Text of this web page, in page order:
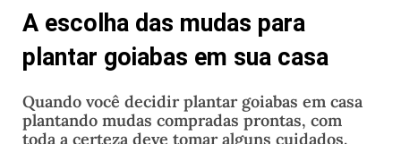
A escolha das mudas para
plantar goiabas em sua casa
Quando você decidir plantar goiabas em casa
plantando mudas compradas prontas, com
toda a certeza deve tomar alguns cuidados.